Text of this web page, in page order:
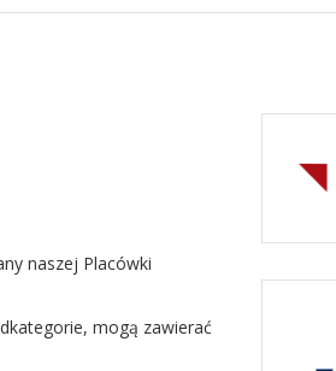
naszej Placówki
mogą zawierać